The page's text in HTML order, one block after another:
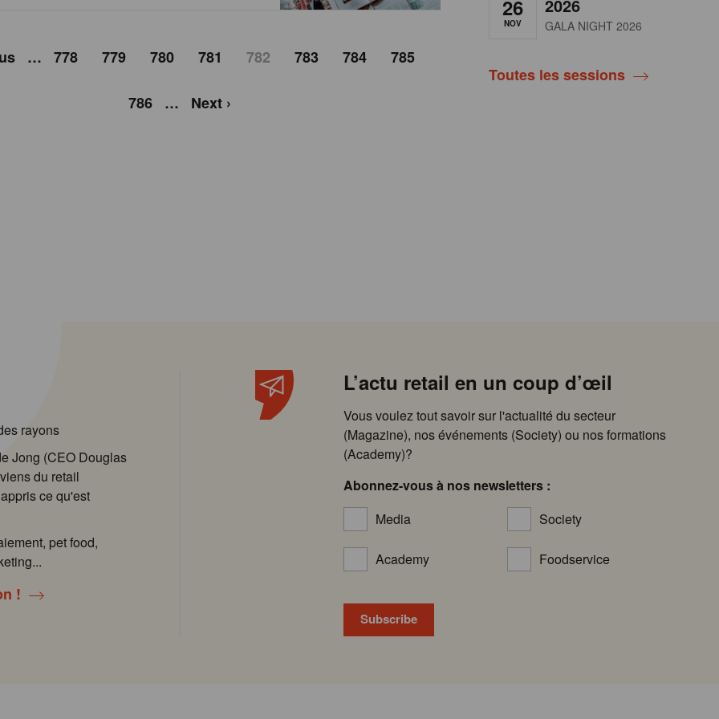
… 778 779 780 781 782 783 784 785
786 … Next ›
26
NOV
2026
GALA NIGHT 2026
Toutes les sessions
rayons
Jong (CEO Douglas
du retail
ce qu'est
pet food,
!
L’actu retail en un coup d’œil
Vous voulez tout savoir sur l'actualité du secteur
(Magazine), nos événements (Society) ou nos formations
(Academy)?
Abonnez-vous à nos newsletters :
Media
Society
Academy Foodservice